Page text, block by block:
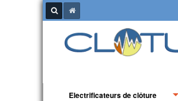
Electrificateurs de clôture